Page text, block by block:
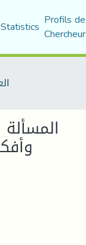
Statistics Profils